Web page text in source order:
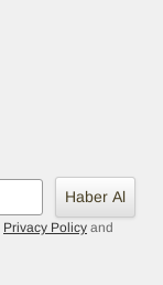
Haber Al
Privacy Policy and